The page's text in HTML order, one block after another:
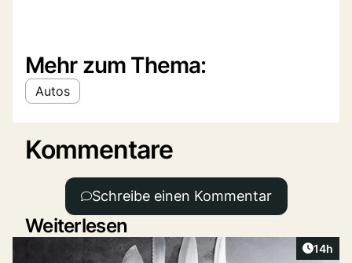
Mehr zum Thema:
Autos
Kommentare
Schreibe einen Kommentar
Weiterlesen
Artikel
14h